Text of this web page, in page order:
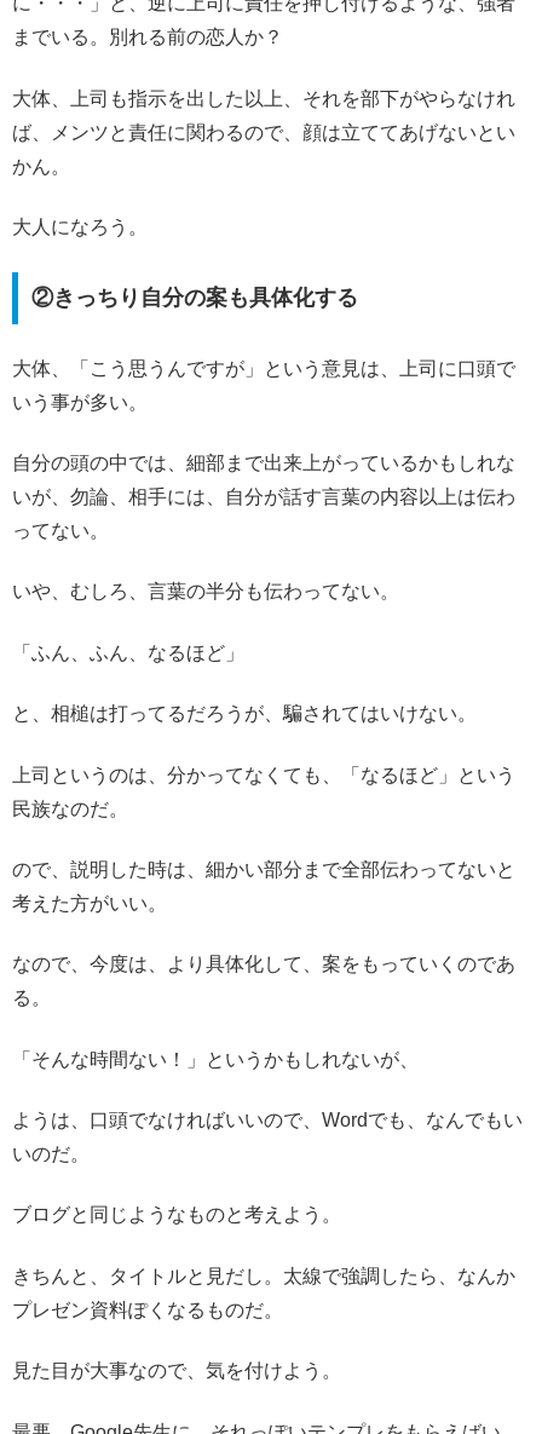
までいる。別れる前の恋人か？
大体、上司も指示を出した以上、それを部下がやらなけれ
ば、メンツと責任に関わるので、顔は立ててあげないとい
かん。
大人になろう。
②きっちり自分の案も具体化する
大体、「こう思うんですが」という意見は、上司に口頭で
いう事が多い。
自分の頭の中では、細部まで出来上がっているかもしれな
いが、勿論、相手には、自分が話す言葉の内容以上は伝わ
ってない。
いや、むしろ、言葉の半分も伝わってない。
「ふん、ふん、なるほど」
と、相槌は打ってるだろうが、騙されてはいけない。
上司というのは、分かってなくても、「なるほど」という
民族なのだ。
ので、説明した時は、細かい部分まで全部伝わってないと
考えた方がいい。
なので、今度は、より具体化して、案をもっていくのであ
る。
「そんな時間ない！」というかもしれないが、
ようは、口頭でなければいいので、Wordでも、なんでもい
いのだ。
ブログと同じようなものと考えよう。
きちんと、タイトルと見だし。太線で強調したら、なんか
プレゼン資料ぽくなるものだ。
見た目が大事なので、気を付けよう。